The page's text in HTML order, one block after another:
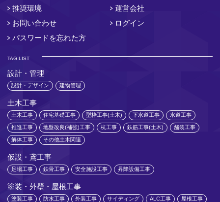
推奨環境
運営会社
お問い合わせ
ログイン
パスワードを忘れた方
TAG LIST
設計・管理
設計・デザイン 建物管理
土木工事
土木工事 住宅基礎工事 型枠工事(土木) 下水道工事 水道工事
推進工事 地盤改良(補強)工事 杭工事 鉄筋工事(土木) 舗装工事
解体工事 その他土木関連
仮設・鳶工事
足場工事 鉄骨工事 安全施設工事 昇降設備工事
塗装・外壁・屋根工事
塗装工事 防水工事 外装工事 サイディング ALC工事 屋根工事